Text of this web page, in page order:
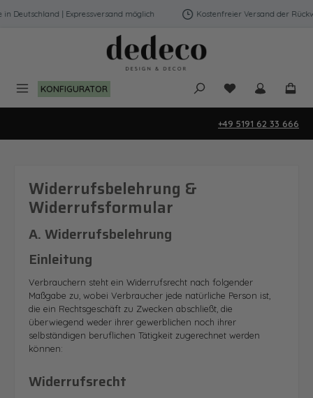
Zum Hauptinhalt springen
Deutschland | Expressversand möglich Kostenfreier Versand der
KONFIGURATOR Du hast 0
+49 5191 62 33 666
Widerrufsbelehrung &
Widerrufsformular
A. Widerrufsbelehrung
Einleitung
Verbrauchern steht ein Widerrufsrecht nach folgender
Maßgabe zu, wobei Verbraucher jede natürliche Person ist,
die ein Rechtsgeschäft zu Zwecken abschließt, die
überwiegend weder ihrer gewerblichen noch ihrer
selbständigen beruflichen Tätigkeit zugerechnet werden
können:
Widerrufsrecht